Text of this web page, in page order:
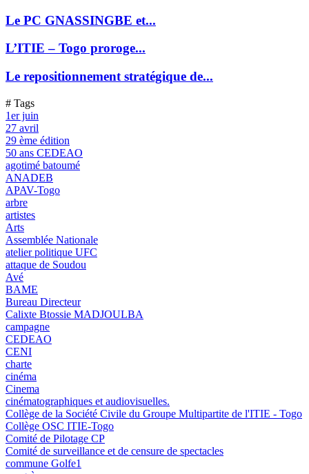
Le PC GNASSINGBE et...
L’ITIE – Togo proroge...
Le repositionnement stratégique de...
# Tags
1er juin
27 avril
29 ème édition
50 ans CEDEAO
agotimé batoumé
ANADEB
APAV-Togo
arbre
artistes
Arts
Assemblée Nationale
atelier politique UFC
attaque de Soudou
Avé
BAME
Bureau Directeur
Calixte Btossie MADJOULBA
campagne
CEDEAO
CENI
charte
cinéma
Cinema
cinématographiques et audiovisuelles.
Collège de la Société Civile du Groupe Multipartite de l'ITIE - Togo
Collège OSC ITIE-Togo
Comité de Pilotage CP
Comité de surveillance et de censure de spectacles
commune Golfe1